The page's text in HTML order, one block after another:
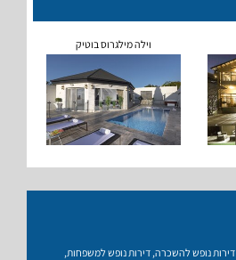
וילה מילגרוס בוטיק
דירות נופש להשכרה, דירות נופש למשפחות,